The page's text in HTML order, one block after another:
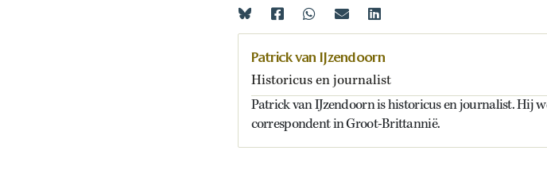
Patrick van IJzendoorn
Historicus en journalist
Patrick van IJzendoorn is historicus en journalist. Hij
correspondent in Groot-Brittannië.